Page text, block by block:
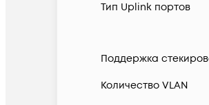
Тип Uplink портов
Поддержка
Количество VLAN